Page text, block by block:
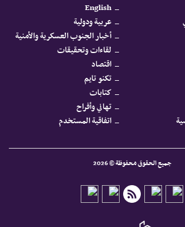
English
عربية ودولية
أخبار الجنوب العسكرية والأمنية
لقاءات وتحقيقات
اقتصاد
تكنو تايم
كتابات
تهاني وأفراح
اتفاقية المستخدم
جميع الحقوق محفوظة © 2026